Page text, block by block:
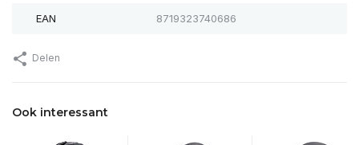
EAN 8719323740686
Delen
Ook interessant